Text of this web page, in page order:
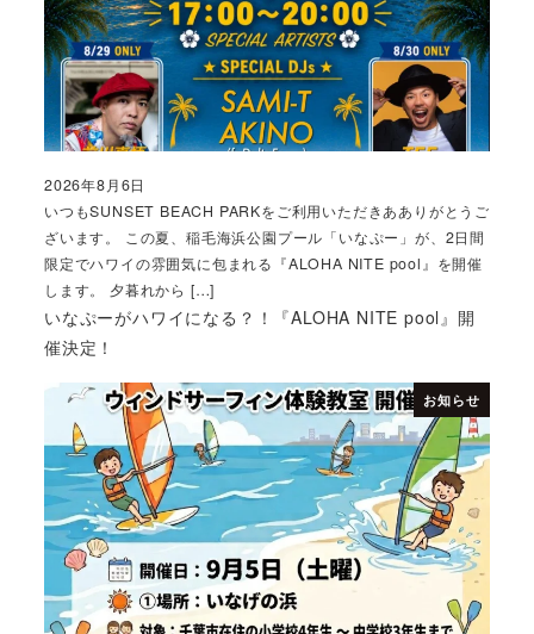
いなぷーがハワイになる？！『ALOHA NITE pool』開
催決定！
いつもSUNSET BEACH PARKをご利用いただきあありがとうご
ざいます。 この夏、稲毛海浜公園プール「いなぷー」が、2日間
限定でハワイの雰囲気に包まれる『ALOHA NITE pool』を開催
します。 夕暮れから […]
投稿日
2026年8月6日
お知らせ